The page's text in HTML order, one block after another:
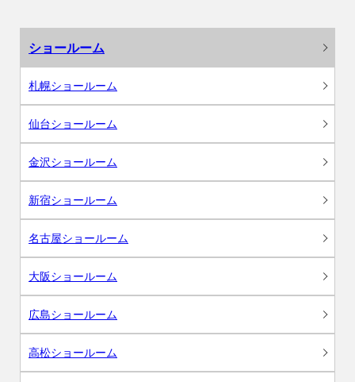
ショールーム
札幌ショールーム
仙台ショールーム
金沢ショールーム
新宿ショールーム
名古屋ショールーム
大阪ショールーム
広島ショールーム
高松ショールーム